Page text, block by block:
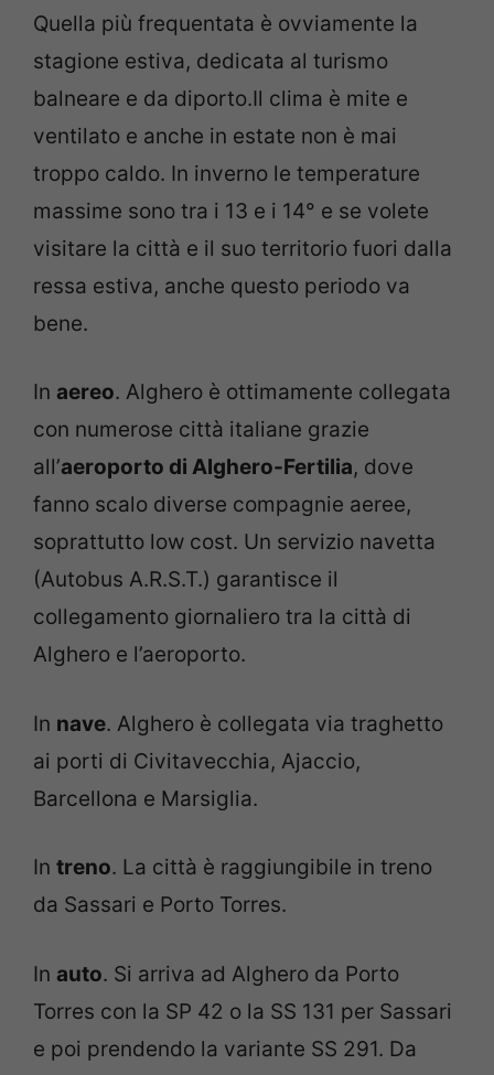
Quella più frequentata è ovviamente la
stagione estiva, dedicata al turismo
balneare e da diporto.Il clima è mite e
ventilato e anche in estate non è mai
troppo caldo. In inverno le temperature
massime sono tra i 13 e i 14° e se volete
visitare la città e il suo territorio fuori dalla
ressa estiva, anche questo periodo va
bene.
In aereo. Alghero è ottimamente collegata
con numerose città italiane grazie
all’aeroporto di Alghero-Fertilia, dove
fanno scalo diverse compagnie aeree,
soprattutto low cost. Un servizio navetta
(Autobus A.R.S.T.) garantisce il
collegamento giornaliero tra la città di
Alghero e l’aeroporto.
In nave. Alghero è collegata via traghetto
ai porti di Civitavecchia, Ajaccio,
Barcellona e Marsiglia.
In treno. La città è raggiungibile in treno
da Sassari e Porto Torres.
In auto. Si arriva ad Alghero da Porto
Torres con la SP 42 o la SS 131 per Sassari
e poi prendendo la variante SS 291. Da